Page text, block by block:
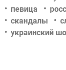
певица
скандалы
украинский